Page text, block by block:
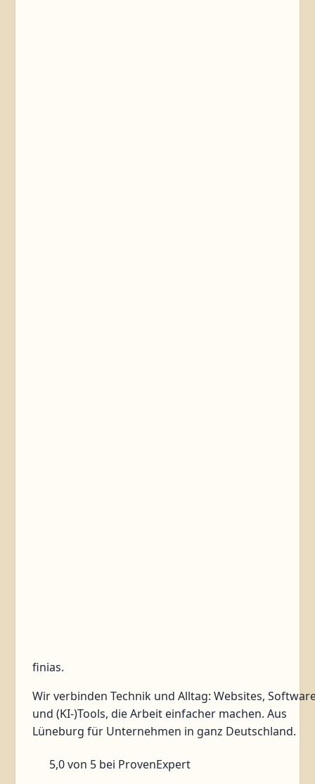
finias.
Wir verbinden Technik und Alltag: Websites,
und (KI-)Tools, die Arbeit einfacher machen. Aus
Lüneburg für Unternehmen in ganz Deutschland.
5,0von 5 bei ProvenExpert